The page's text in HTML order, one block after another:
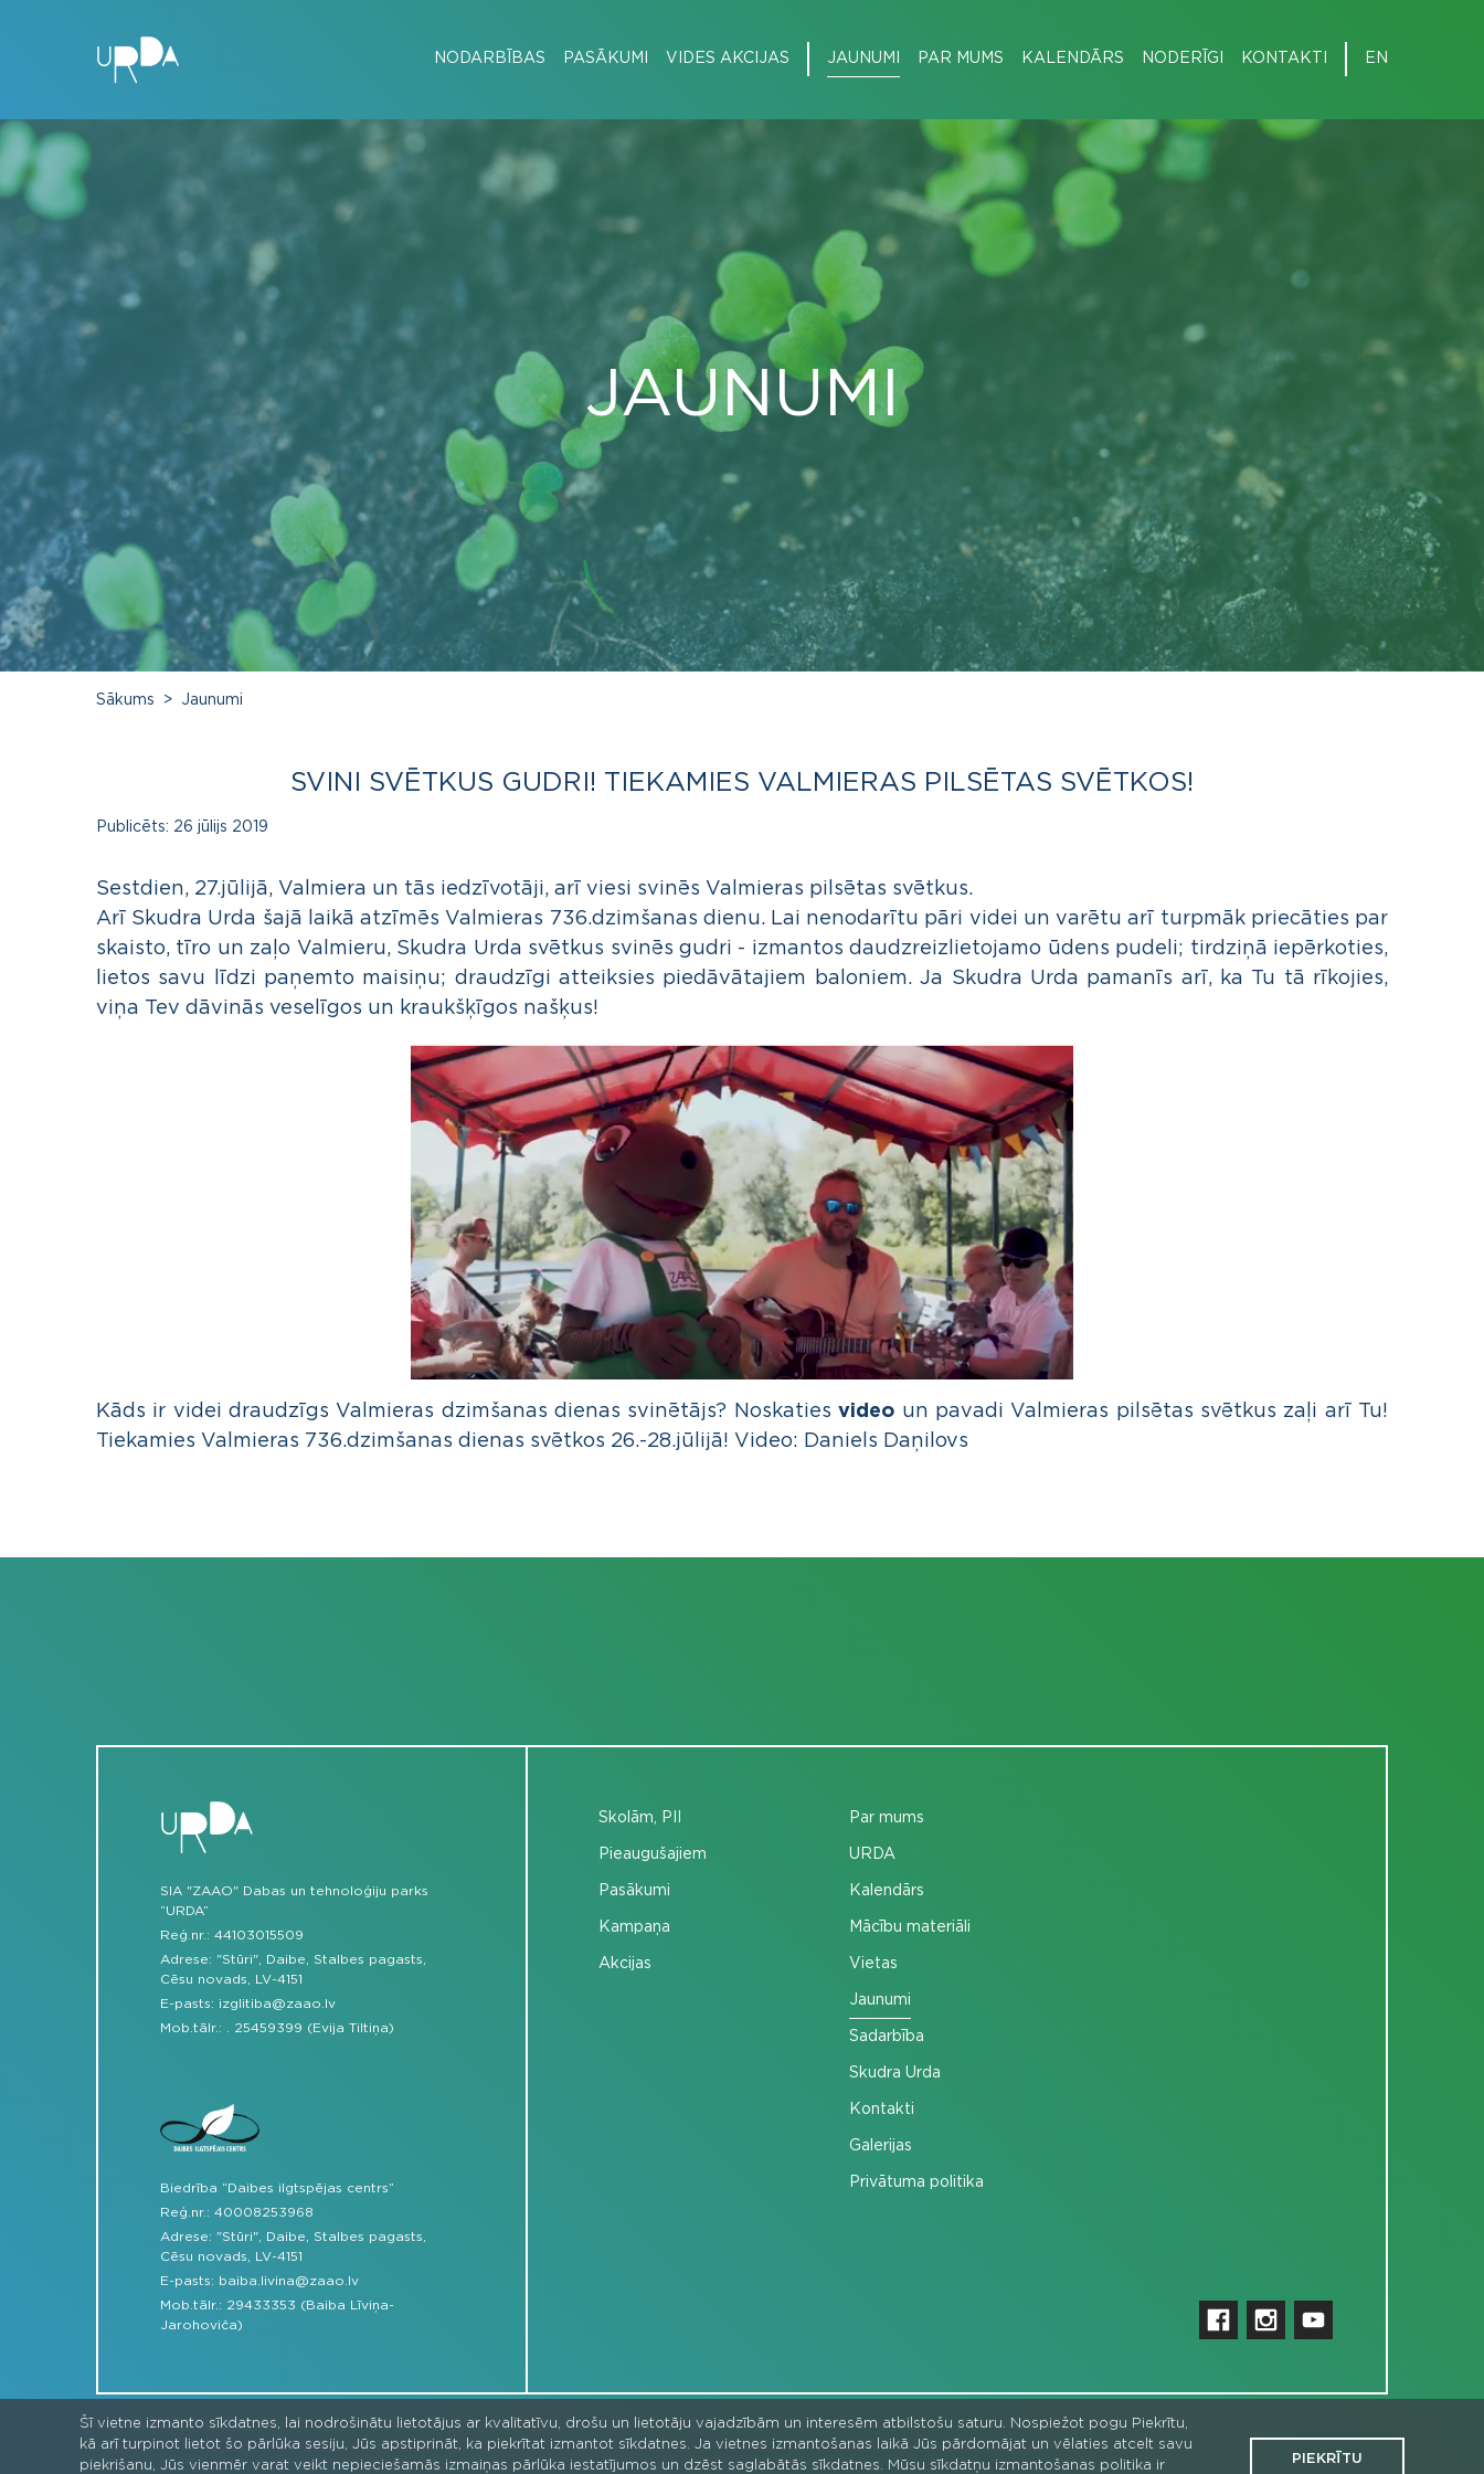
Šī vietne izmanto sīkdatnes, lai nodrošinātu lietotājus ar kvalitatīvu, drošu un lietotāju vajadzībām un interesēm atbilstošu saturu. Nospiežot pogu Piekrītu,
kā arī turpinot lietot šo pārlūka sesiju, Jūs apstiprināt, ka piekrītat izmantot sīkdatnes. Ja vietnes izmantošanas laikā Jūs pārdomājat un vēlaties atcelt savu
piekrišanu, Jūs vienmēr varat veikt nepieciešamās izmaiņas pārlūka iestatījumos un dzēst saglabātās sīkdatnes. Mūsu sīkdatņu izmantošanas politika ir
PIEKRĪTU
NODARBĪBAS PASĀKUMI VIDES AKCIJAS JAUNUMI PAR MUMS KALENDĀRS NODERĪGI KONTAKTI EN
JAUNUMI
Sākums Jaunumi
SVINI SVĒTKUS GUDRI! TIEKAMIES VALMIERAS PILSĒTAS SVĒTKOS!
Publicēts: 26 jūlijs 2019
Sestdien, 27.jūlijā, Valmiera un tās iedzīvotāji, arī viesi svinēs Valmieras pilsētas svētkus.
Arī Skudra Urda šajā laikā atzīmēs Valmieras 736.dzimšanas dienu. Lai nenodarītu pāri videi un varētu arī turpmāk priecāties par
skaisto, tīro un zaļo Valmieru, Skudra Urda svētkus svinēs gudri - izmantos daudzreizlietojamo ūdens pudeli; tirdziņā iepērkoties,
lietos savu līdzi paņemto maisiņu; draudzīgi atteiksies piedāvātajiem baloniem. Ja Skudra Urda pamanīs arī, ka Tu tā rīkojies,
viņa Tev dāvinās veselīgos un kraukšķīgos našķus!
Kāds ir videi draudzīgs Valmieras dzimšanas dienas svinētājs? Noskatiesvideo un pavadi Valmieras pilsētas svētkus zaļi arī Tu!
Tiekamies Valmieras 736.dzimšanas dienas svētkos 26.-28.jūlijā! Video: Daniels Daņilovs
SIA "ZAAO" Dabas un tehnoloģiju parks
“URDA”
Reģ.nr.: 44103015509
Adrese: "Stūri", Daibe, Stalbes pagasts,
Cēsu novads, LV-4151
E-pasts: izglitiba@zaao.lv
Mob.tālr.:
25459399 (Evija Tiltiņa)
Biedrība “Daibes ilgtspējas centrs”
Reģ.nr.: 40008253968
Adrese: "Stūri", Daibe, Stalbes pagasts,
Cēsu novads, LV-4151
E-pasts: baiba.livina@zaao.lv
Mob.tālr.: 29433353 (Baiba Līviņa-
Jarohoviča)
Skolām, PII
Pieaugušajiem
Pasākumi
Kampaņa
Akcijas
Par mums
URDA
Kalendārs
Mācību materiāli
Vietas
Jaunumi
Sadarbība
Skudra Urda
Kontakti
Galerijas
Privātuma politika